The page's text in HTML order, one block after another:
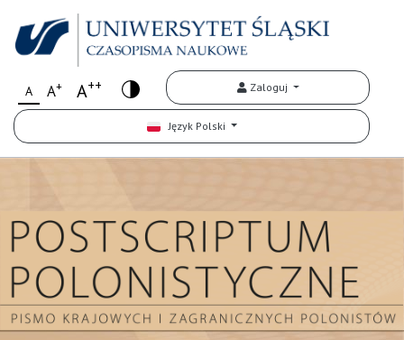
A A+ A++ Zaloguj
Język Polski